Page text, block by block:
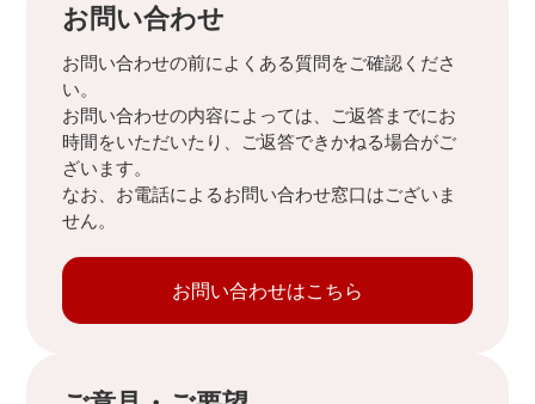
お問い合わせ
お問い合わせの前によくある質問をご確認くださ
い。
お問い合わせの内容によっては、ご返答までにお
時間をいただいたり、ご返答できかねる場合がご
ざいます。
なお、お電話によるお問い合わせ窓口はございま
せん。
お問い合わせはこちら